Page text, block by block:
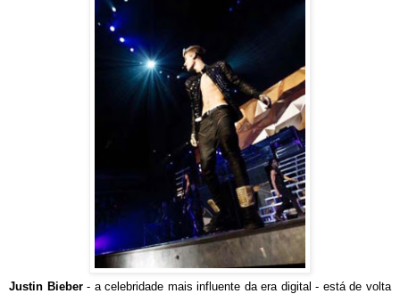
Justin Bieber- a celebridade mais influente da era digital - está de volta